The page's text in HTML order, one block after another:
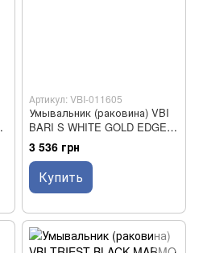
Артикул: VBI-011605
Умывальник (раковина) VBI
BARI S WHITE GOLD EDGE
накладной
3 536 грн
Купить